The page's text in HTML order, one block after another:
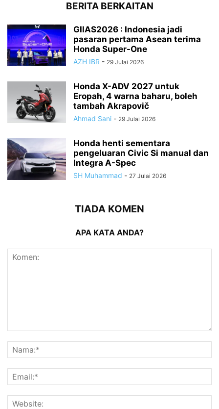
BERITA BERKAITAN
GIIAS2026 : Indonesia jadi
pasaran pertama Asean terima
Honda Super-One
AZH IBR - 29 Julai 2026
Honda X-ADV 2027 untuk
Eropah, 4 warna baharu, boleh
tambah Akrapovič
Ahmad Sani - 29 Julai 2026
Honda henti sementara
pengeluaran Civic Si manual dan
Integra A-Spec
SH Muhammad - 27 Julai 2026
TIADA KOMEN
APA KATA ANDA?